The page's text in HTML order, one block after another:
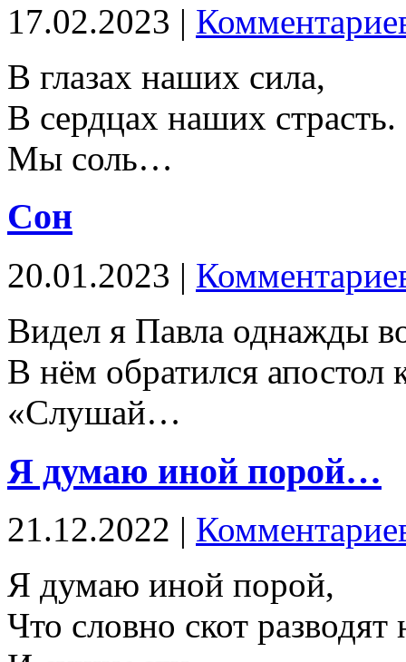
17.02.2023 |
В глазах наших сила,
В сердцах наших страсть.
Мы соль…
Сон
20.01.2023 |
Видел я Павла однажды
В нём обратился апостол
«Слушай…
Я думаю иной порой…
21.12.2022 |
Я думаю иной порой,
Что словно скот разводят